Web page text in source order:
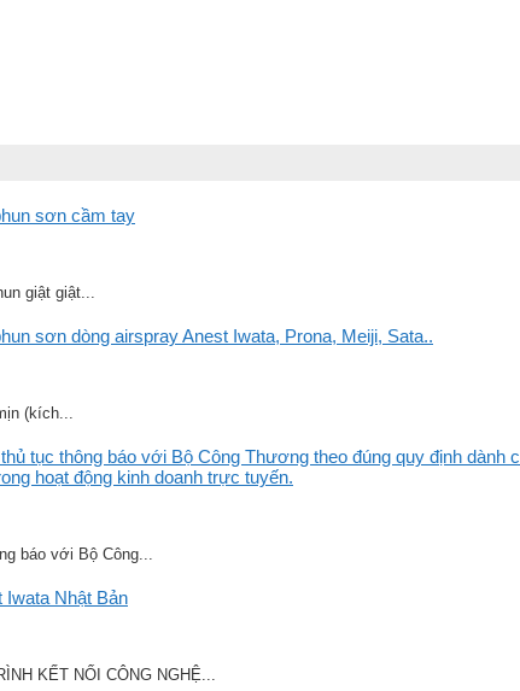
sơn cầm tay
giật giật...
sơn dòng airspray Anest Iwata, Prona, Meiji, Sata..
(kích...
tục thông báo với Bộ Công Thương theo đúng quy định
hoạt động kinh doanh trực tuyến.
báo với Bộ Công...
Iwata Nhật Bản
KẾT NỐI CÔNG NGHỆ...